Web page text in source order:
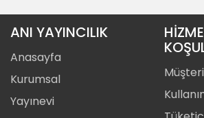
ANI YAYINCILIK
Anasayfa
Kurumsal
Yayınevi